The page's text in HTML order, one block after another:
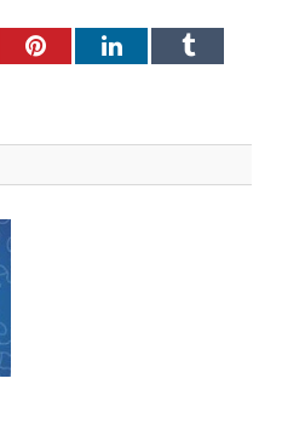
PinterestLinkedInTumblr